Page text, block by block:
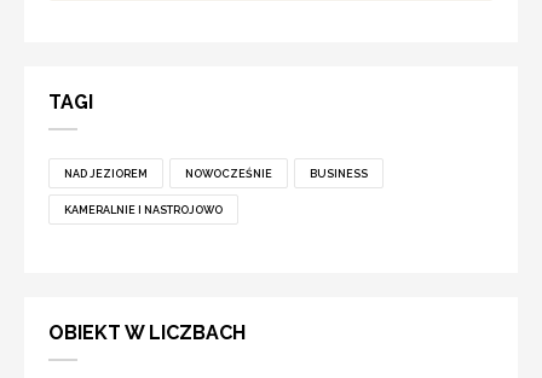
TAGI
NAD JEZIOREM NOWOCZEŚNIE BUSINESS
KAMERALNIE I NASTROJOWO
OBIEKT W LICZBACH